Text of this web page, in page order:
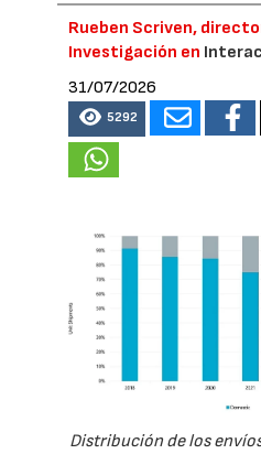
Rueben Scriven,
Investigación en
31/07/2026
5292
Distribución de los